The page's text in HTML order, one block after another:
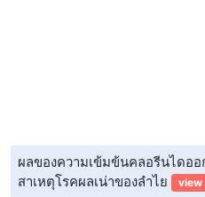
ผลของความเข้มข้นคลอรีนไดออ
สาเหตุโรคผลเน่าของลำไย
view